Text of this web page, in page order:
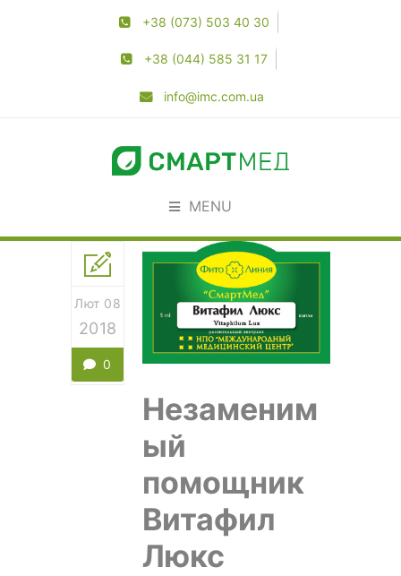
+38 (073) 503 40 30
+38 (044) 585 31 17
info@imc.com.ua
MENU
Лют 08
2018
0
Незаменим
ый
помощник
Витафил
Люкс